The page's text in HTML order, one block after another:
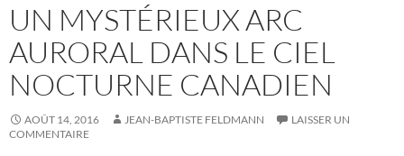
UN MYSTÉRIEUX ARC
AURORAL DANS LE CIEL
NOCTURNE CANADIEN
AOÛT 14, 2016 JEAN-BAPTISTE FELDMANN
LAISSER UN
COMMENTAIRE